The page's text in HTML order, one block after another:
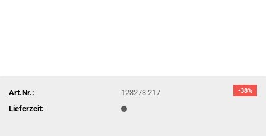
-38%
Art.Nr.:
123273 217
Lieferzeit: